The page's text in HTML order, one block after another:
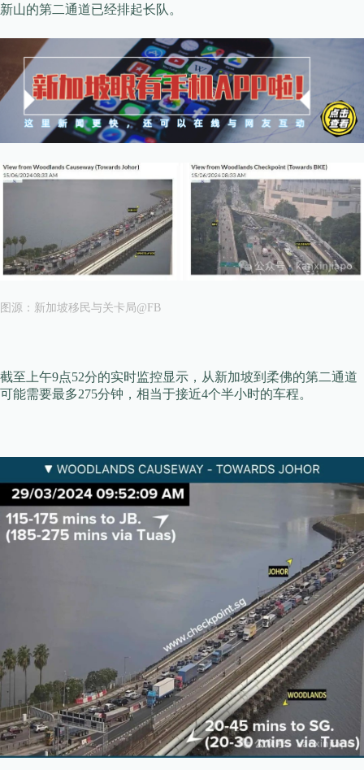
新山的第二通道已经排起长队。
图源：新加坡移民与关卡局@FB
截至上午9点52分的实时监控显示，从新加坡到柔佛的第二通道
可能需要最多275分钟，相当于接近4个半小时的车程。